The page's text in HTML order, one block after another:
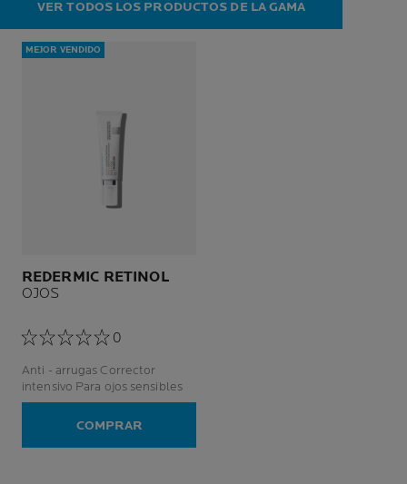
VER TODOS LOS PRODUCTOS DE LA GAMA
MEJOR VENDIDO
REDERMIC RETINOL
OJOS
0
Anti - arrugas Corrector
intensivo Para ojos sensibles
COMPRAR